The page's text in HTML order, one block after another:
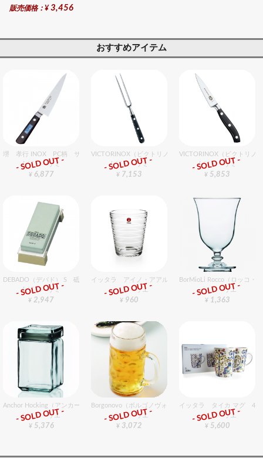
販売価格：¥ 3,456
おすすめアイテム
堺 孝行 INOX PC柄 サバキ東型 15cm
包丁・ハサミ
¥ 6,877
- SOLD OUT -
VICTORINOX（ビクトリノックス） カービングフォーク
包丁・ハサミ
¥ 7,153
- SOLD OUT -
VICTORINOX（ビクトリノ
包丁・ハサミ
¥ 5,853
- SOLD OUT -
DEBADO（デバド） S 砥石 No400S 荒・中砥（＃320）
包丁・ハサミ
¥ 2,947
- SOLD OUT -
イッタラ アイノ・アアルト タンブラーS 220cc クリ
グラスバリエ
¥ 960
- SOLD OUT -
BorMioLi Rocco（ロッコ・
グラスバリエ
¥ 1,363
- SOLD OUT -
Anchor Hocking（アンカーホッキング） スクウェアジャーM 6個入りセット
グラスバリエ
¥ 5,376
- SOLD OUT -
Borgonovo（ボルゴノヴォ） ドン ビアマグ0.5 6個入りセ
グラスバリエ
¥ 3,072
- SOLD OUT -
イッタラ タイカ マグ
グラスバリエ
¥ 5,600
- SOLD OUT -